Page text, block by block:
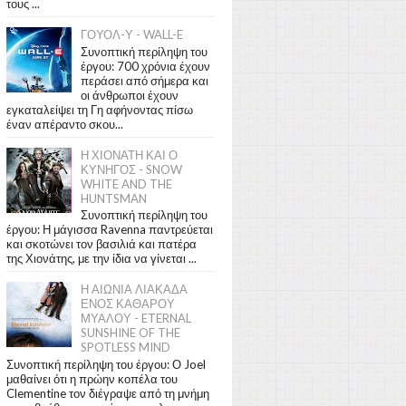
τους ...
ΓΟΥΟΛ-Υ - WALL-E
Συνοπτική περίληψη του
έργου: 700 χρόνια έχουν
περάσει από σήμερα και
οι άνθρωποι έχουν
εγκαταλείψει τη Γη αφήνοντας πίσω
έναν απέραντο σκου...
Η ΧΙΟΝΑΤΗ ΚΑΙ Ο
ΚΥΝΗΓΟΣ - SNOW
WHITE AND THE
HUNTSMAN
Συνοπτική περίληψη του
έργου: Η μάγισσα Ravenna παντρεύεται
και σκοτώνει τον βασιλιά και πατέρα
της Χιονάτης, με την ίδια να γίνεται ...
Η ΑΙΩΝΙΑ ΛΙΑΚΑΔΑ
ΕΝΟΣ ΚΑΘΑΡΟΥ
ΜΥΑΛΟΥ - ETERNAL
SUNSHINE OF THE
SPOTLESS MIND
Συνοπτική περίληψη του έργου: Ο Joel
μαθαίνει ότι η πρώην κοπέλα του
Clementine τον διέγραψε από τη μνήμη